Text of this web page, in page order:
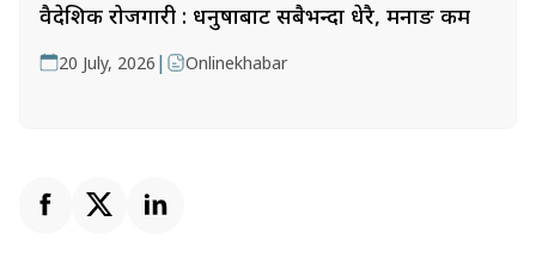
वैदेशिक रोजगारी : धनुषाबाट सबैभन्दा धेरै, मनाङ कम
20 July, 2026 | Onlinekhabar